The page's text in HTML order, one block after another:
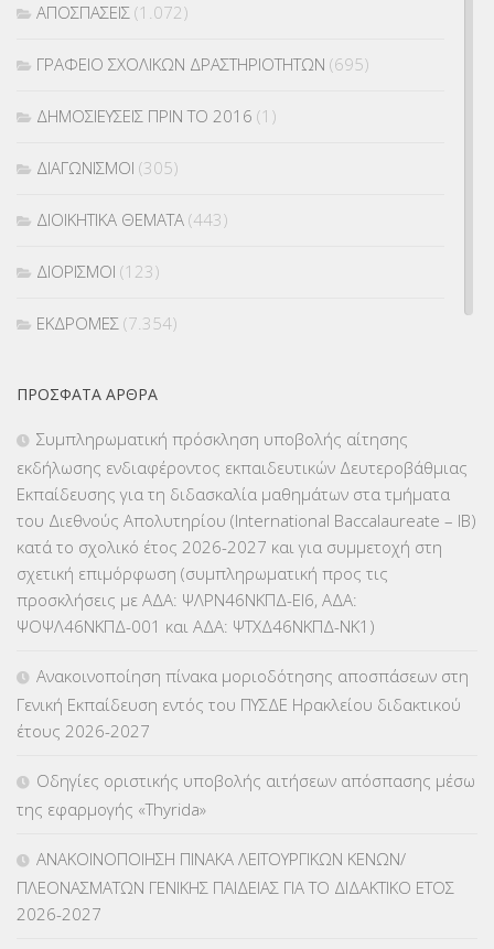
ΑΠΟΣΠΑΣΕΙΣ (1.072)
ΓΡΑΦΕΙΟ ΣΧΟΛΙΚΩΝ ΔΡΑΣΤΗΡΙΟΤΗΤΩΝ (695)
ΔΗΜΟΣΙΕΥΣΕΙΣ ΠΡΙΝ ΤΟ 2016 (1)
ΔΙΑΓΩΝΙΣΜΟΙ (305)
ΔΙΟΙΚΗΤΙΚΑ ΘΕΜΑΤΑ (443)
ΔΙΟΡΙΣΜΟΙ (123)
ΕΚΔΡΟΜΕΣ (7.354)
ΕΠΙΜΟΡΦΩΣΗ Τ.Π.Ε.(10)
ΕΥΡΩΠΑΪΚΑ ΠΡΟΓΡΑΜΜΑΤΑ(230)
ΚΕΣΥ (60)
ΚΕΣΥΠ(109)
ΚΠγ – ΚΡΑΤΙΚΟ ΠΙΣΤΟΠΟΙΗΤΙΚΟ ΓΛΩΣΣΟΜΑΘΕΙΑΣ(135)
ΚΠπ- ΚΡΑΤΙΚΟ ΠΙΣΤΟΠΟΙΗΤΙΚΟ ΠΛΗΡΟΦΟΡΙΚΗΣ
ΛΟΙΠΑ(309)
ΜΕΤΑΘΕΣΕΙΣ-ΤΟΠΟΘΕΤΗΣΕΙΣ ΒΕΛΤΙΩΣΕΙΣ(319)
ΠΡΌΣΦΑΤΑ ΆΡΘΡΑ
Συμπληρωματική πρόσκληση υποβολής αίτησης
εκδήλωσης ενδιαφέροντος εκπαιδευτικών Δευτεροβάθμιας
Εκπαίδευσης για τη διδασκαλία μαθημάτων στα τμήματα
του Διεθνούς Απολυτηρίου (International Baccalaureate – IB)
κατά το σχολικό έτος 2026-2027 και για συμμετοχή στη
σχετική επιμόρφωση (συμπληρωματική προς τις
προσκλήσεις με ΑΔΑ: ΨΛΡΝ46ΝΚΠΔ-ΕΙ6, ΑΔΑ:
ΨΟΨΛ46ΝΚΠΔ-001 και ΑΔΑ: ΨΤΧΔ46ΝΚΠΔ-ΝΚ1)
Ανακοινοποίηση πίνακα μοριοδότησης αποσπάσεων στη
Γενική Εκπαίδευση εντός του ΠΥΣΔΕ Ηρακλείου διδακτικού
έτους 2026-2027
Οδηγίες οριστικής υποβολής αιτήσεων απόσπασης μέσω
της εφαρμογής «Thyrida»
ΑΝΑΚΟΙΝΟΠΟΙΗΣΗ ΠΙΝΑΚΑ ΛΕΙΤΟΥΡΓΙΚΩΝ ΚΕΝΩΝ/
ΠΛΕΟΝΑΣΜΑΤΩΝ ΓΕΝΙΚΗΣ ΠΑΙΔΕΙΑΣ ΓΙΑ ΤΟ ΔΙΔΑΚΤΙΚΟ ΕΤΟΣ
2026-2027